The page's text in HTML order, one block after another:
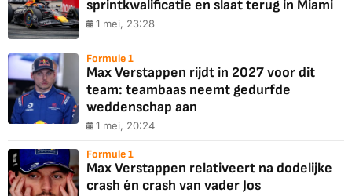
sprintkwalificatie en slaat terug in Miami
1 mei, 23:28
Formule 1
Max Verstappen rijdt in 2027 voor dit
team: teambaas neemt gedurfde
weddenschap aan
1 mei, 20:24
Formule 1
Max Verstappen relativeert na dodelijke
crash én crash van vader Jos